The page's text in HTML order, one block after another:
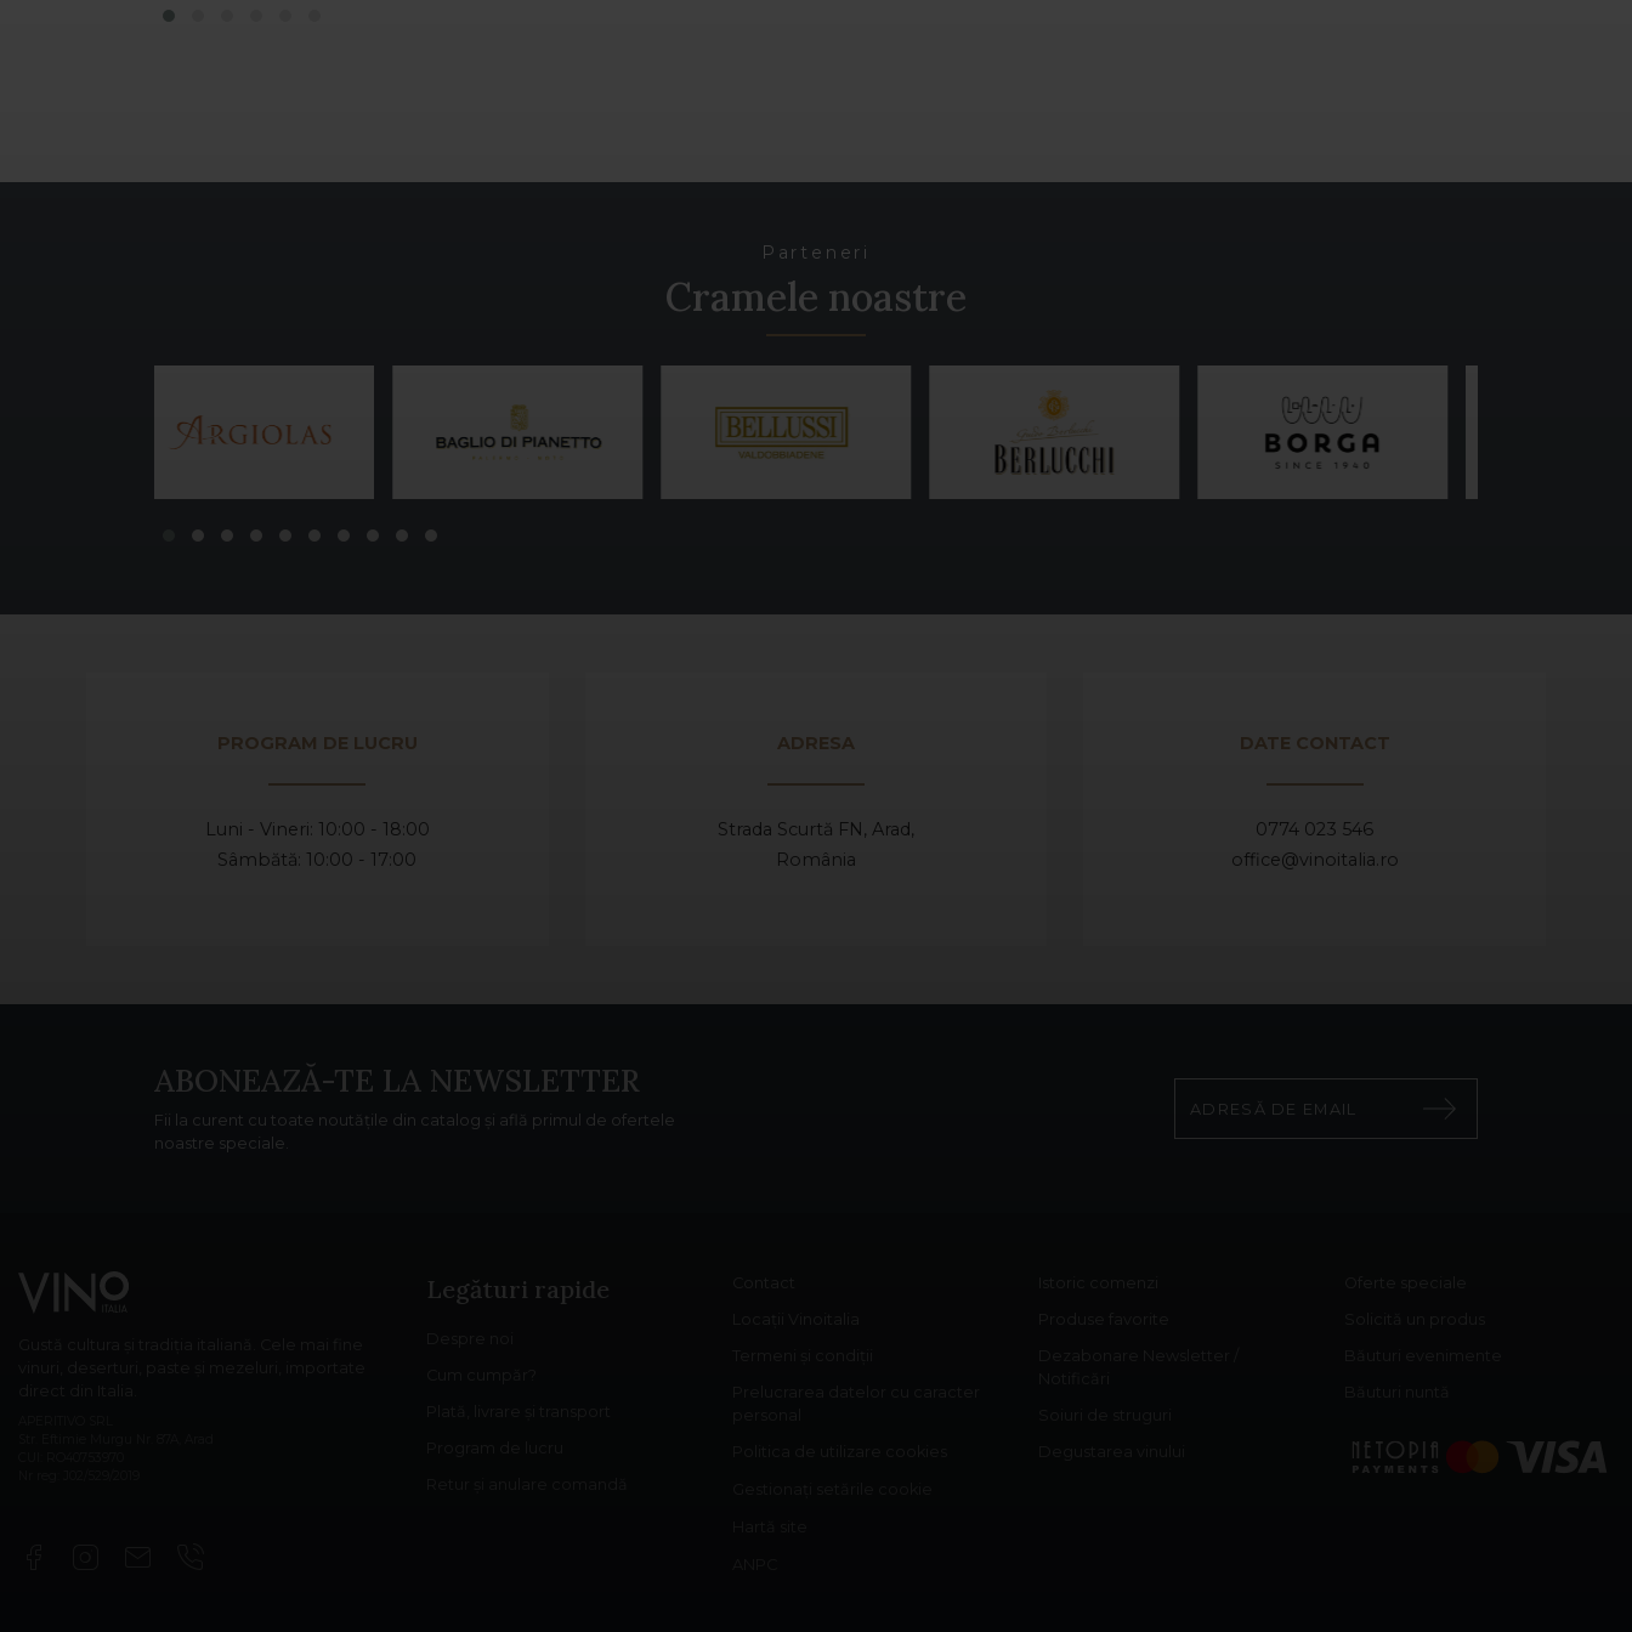
Parteneri
Cramele noastre
PROGRAM DE LUCRU
Luni - Vineri: 10:00 - 18:00
Sâmbătă: 10:00 - 17:00
ADRESA
Strada Scurtă FN, Arad,
România
DATE CONTACT
0774 023 546
office@vinoitalia.ro
ABONEAZĂ-TE LA NEWSLETTER
Fii la curent cu toate noutățile din catalog și află primul de ofertele
noastre speciale.
Legături rapide